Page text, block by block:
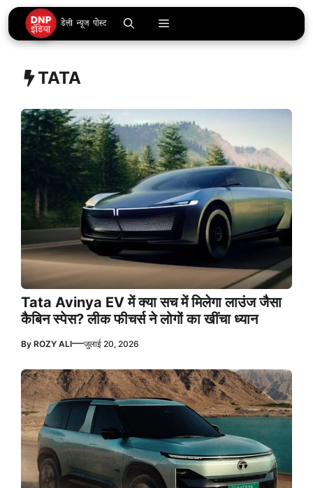
Skip
to
content
Menu
TATA
Tata Avinya EV में क्या सच में मिलेगा लाउंज जैसा
कैबिन स्पेस? लीक फीचर्स ने लोगों का खींचा ध्यान
By ROZY ALI—जुलाई 20, 2026